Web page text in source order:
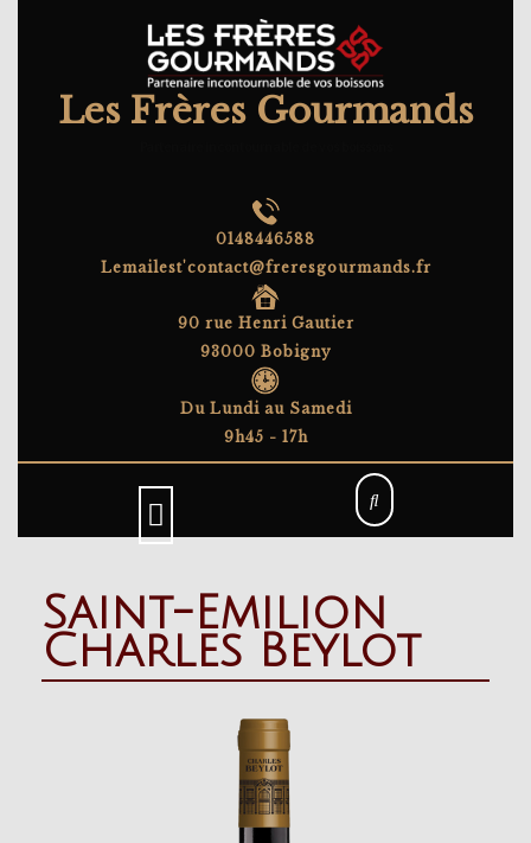
Les Frères Gourmands
0148446588
Lemailest'contact@freresgourmands.fr
90 rue Henri Gautier
93000 Bobigny
Du Lundi au Samedi
9h45 - 17h
Saint-Emilion
Charles Beylot